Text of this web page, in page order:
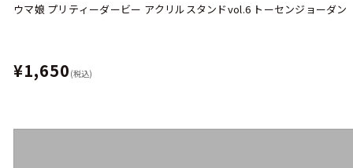
ウマ娘 プリティーダービー アクリルスタンドvol.6 トーセンジョーダン
¥1,650 (税込)